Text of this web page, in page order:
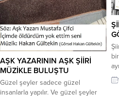
AŞK YAZARININ AŞK ŞİİRİ
MÜZİKLE BULUŞTU
Güzel şeyler sadece güzel
insanlarla yapılır. Ve güzel şeyler